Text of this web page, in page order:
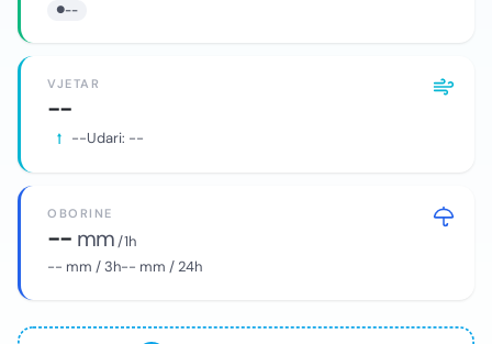
--
VJETAR
--
--Udari: --
OBORINE
-- mm/ 1h
-- mm / 3h-- mm / 24h